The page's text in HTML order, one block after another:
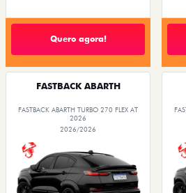
Quero agora!
FASTBACK ABARTH
FASTBACK ABARTH TURBO 270 FLEX AT
2026
2026/2026